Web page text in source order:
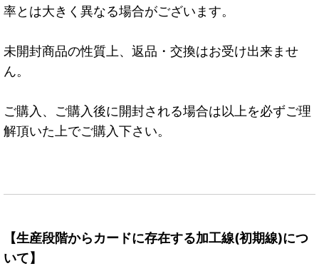
率とは大きく異なる場合がございます。
未開封商品の性質上、返品・交換はお受け出来ませ
ん。
ご購入、ご購入後に開封される場合は以上を必ずご理
解頂いた上でご購入下さい。
【生産段階からカードに存在する加工線(初期線)につ
いて】